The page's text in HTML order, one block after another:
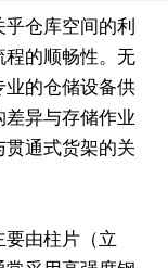
仓库空间的利
程的顺畅性。无
业的仓储设备供
异与存储作业
通式货架的关
由柱片（立